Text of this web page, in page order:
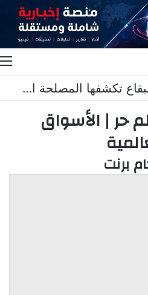
فضيحة بيئية في البقاع تكشفها المصلحة الوطنية لنهر الليطاني
حر | الأسواق
برنت